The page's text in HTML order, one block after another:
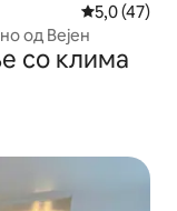
Просечна
5,0 (47)
од Вејен
со клима